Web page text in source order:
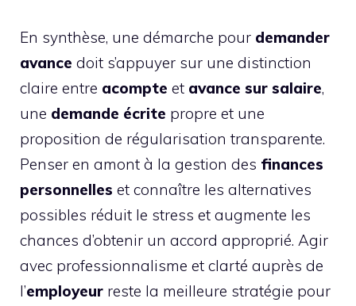
En synthèse, une démarche pour demander
avance doit s’appuyer sur une distinction
claire entre acompte et avance sur salaire,
une demande écrite propre et une
proposition de régularisation transparente.
Penser en amont à la gestion des finances
personnelles et connaître les alternatives
possibles réduit le stress et augmente les
chances d’obtenir un accord approprié. Agir
avec professionnalisme et clarté auprès de
l’employeur reste la meilleure stratégie pour